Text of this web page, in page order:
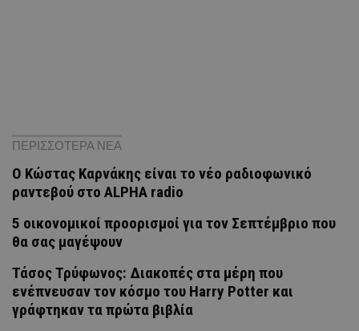
ΠΕΡΙΣΣΟΤΕΡΑ ΝΕΑ
Ο Κώστας Καρνάκης είναι το νέο ραδιοφωνικό
ραντεβού στο ALPHA radio
5 οικονομικοί προορισμοί για τον Σεπτέμβριο που
θα σας μαγέψουν
Τάσος Τρύφωνος: Διακοπές στα μέρη που
ενέπνευσαν τον κόσμο του Harry Potter και
γράφτηκαν τα πρώτα βιβλία